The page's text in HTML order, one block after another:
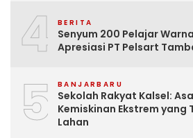
4 BERITA
Senyum 200 Pelajar
Apresiasi PT Pelsart
5 BANJARBARU
Sekolah Rakyat Kalsel:
Kemiskinan Ekstrem yang
Lahan